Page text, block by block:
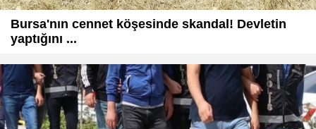
Bursa'nın cennet köşesinde skandal! Devletin
yaptığını ...